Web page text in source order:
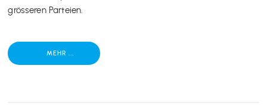
grösseren Parteien.
MEHR ...